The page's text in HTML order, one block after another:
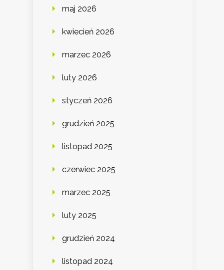
maj 2026
kwiecień 2026
marzec 2026
luty 2026
styczeń 2026
grudzień 2025
listopad 2025
czerwiec 2025
marzec 2025
luty 2025
grudzień 2024
listopad 2024